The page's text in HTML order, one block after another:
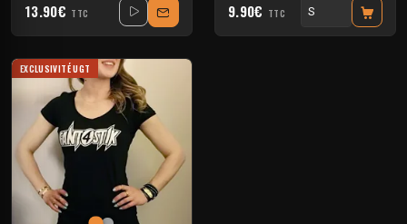
13.90€ TTC 9.90€ TTC
EXCLUSIVITÉ UGT